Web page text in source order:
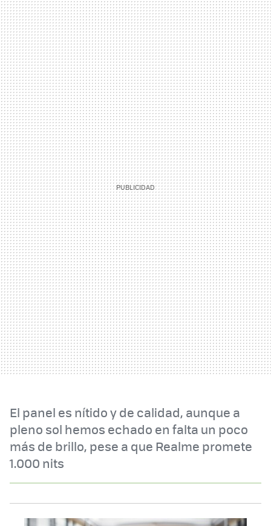
El panel es nítido y de calidad, aunque a
pleno sol hemos echado en falta un poco
más de brillo, pese a que Realme promete
1.000 nits